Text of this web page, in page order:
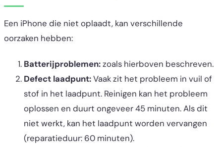
Een iPhone die niet oplaadt, kan verschillende
oorzaken hebben:
Batterijproblemen:zoals hierboven beschreven.
Defect laadpunt:Vaak zit het probleem in vuil of
stof in het laadpunt. Reinigen kan het probleem
oplossen en duurt ongeveer 45 minuten. Als dit
niet werkt, kan het laadpunt worden vervangen
(reparatieduur: 60 minuten).